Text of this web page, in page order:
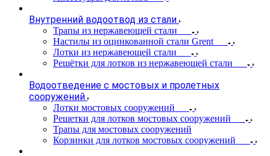
Внутренний водоотвод из стали
Трапы из нержавеющей стали
Настилы из оцинкованной стали Grent
Лотки из нержавеющей стали
Решётки для лотков из нержавеющей стали
Водоотведение с мостовых и пролетных
сооружений
Лотки мостовых сооружений
Решетки для лотков мостовых сооружений
Трапы для мостовых сооружений
Корзинки для лотков мостовых сооружений